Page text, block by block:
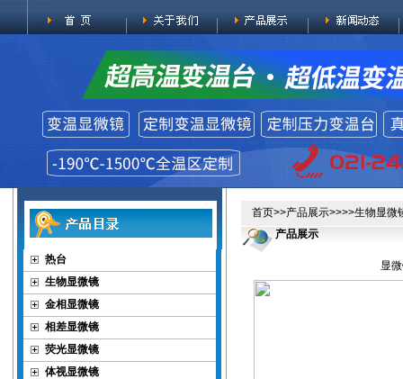
热台
生物显微镜
金相显微镜
相差显微镜
荧光显微镜
体视显微镜
首页>>产品展示>>>>生物显微
产品展示
显